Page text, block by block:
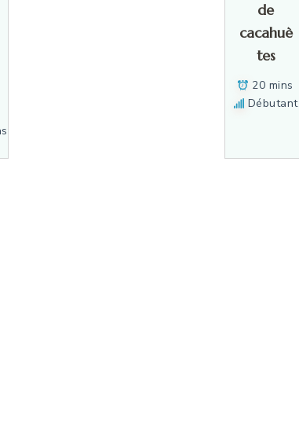
de
cacahuè
tes
20 mins
Débutant